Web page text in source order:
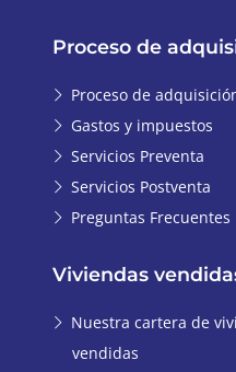
Proceso de
Proceso de
Gastos y impuestos
Servicios Preventa
Servicios Postventa
Preguntas Frecuentes
Viviendas
Nuestra cartera de
vendidas